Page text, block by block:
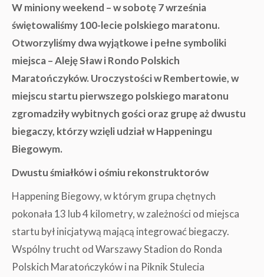
W miniony weekend – w sobotę 7 września
świętowaliśmy 100-lecie polskiego maratonu.
Otworzyliśmy dwa wyjątkowe i pełne symboliki
miejsca – Aleję Sław i Rondo Polskich
Maratończyków. Uroczystości w Rembertowie, w
miejscu startu pierwszego polskiego maratonu
zgromadziły wybitnych gości oraz grupę aż dwustu
biegaczy, którzy wzięli udział w Happeningu
Biegowym.
Dwustu śmiałków i ośmiu rekonstruktorów
Happening Biegowy, w którym grupa chętnych
pokonała 13 lub 4 kilometry, w zależności od miejsca
startu był inicjatywą mającą integrować biegaczy.
Wspólny trucht od Warszawy Stadion do Ronda
Polskich Maratończyków i na Piknik Stulecia